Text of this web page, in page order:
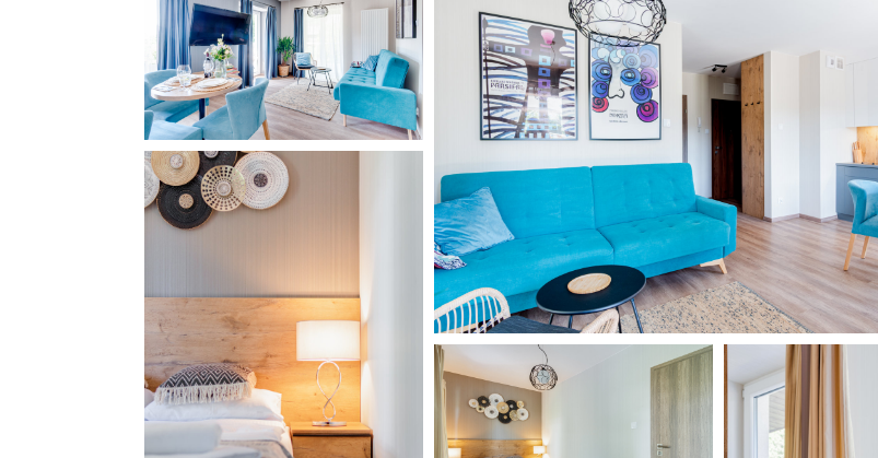
Wyposażenie:aneks kuchenny, zmywarka, lodówka, mikrofalówka, zestaw ekspresów do kawy, zestaw do
parze, blender ręczny, naczynia, pralko-suszarka, suszarka do włosów, ręczniki, żelazko, deska do
mop. Dodatkowo przestronny taras wyposażony w wygodne meble ogrodowe.
2,9 km do Jeziora Międzybrodzkiego | 11 km do Jeziora Żywieckiego | 16 km do kolejki linowej Góry Żar |
27 km do Bielsko-Biała | 22 km do Żywca | 28 km do Oświęcimia | 33 km do Zator